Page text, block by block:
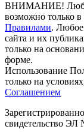
ВНИМАНИЕ! Любое
возможно только
Правилами. Любое
сайта и их
только на
форме.
Использование
только на
Соглашением
свидетельство ЭЛ